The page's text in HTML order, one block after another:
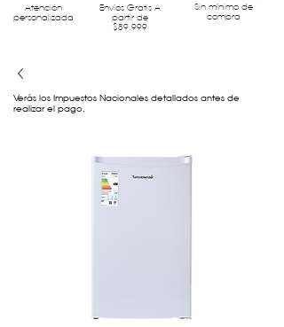
Atención
personalizada
Envíos Gratis A
partir de
$89.999
Sin mínimo de
compra
Verás los Impuestos Nacionales detallados antes de
realizar el pago.